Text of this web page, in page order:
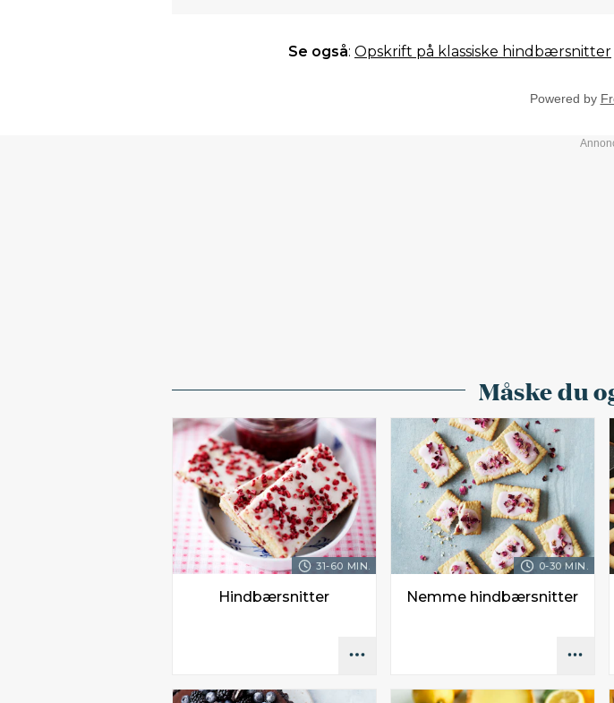
Se også: Opskrift på klassiske hindbærsnitter
Powered by
Måske du
31-60 MIN.
Hindbærsnitter
0-30 MIN.
Nemme hindbærsnitter